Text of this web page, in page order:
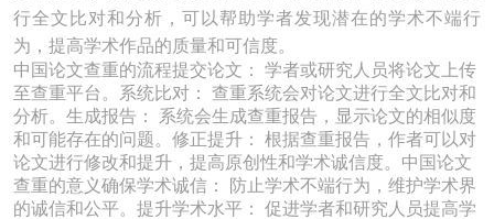
行全文比对和分析，可以帮助学者发现潜在的学术不端行
为，提高学术作品的质量和可信度。
中国论文查重的流程提交论文： 学者或研究人员将论文上传
至查重平台。系统比对： 查重系统会对论文进行全文比对和
分析。生成报告： 系统会生成查重报告，显示论文的相似度
和可能存在的问题。修正提升： 根据查重报告，作者可以对
论文进行修改和提升，提高原创性和学术诚信度。中国论文
查重的意义确保学术诚信： 防止学术不端行为，维护学术界
的诚信和公平。提升学术水平： 促进学者和研究人员提高学